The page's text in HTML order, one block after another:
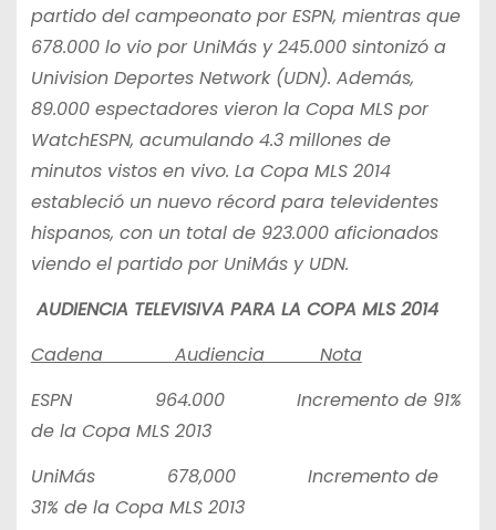
partido del campeonato por ESPN, mientras que
678.000 lo vio por UniMás y 245.000 sintonizó a
Univision Deportes Network (UDN). Además,
89.000 espectadores vieron la Copa MLS por
WatchESPN, acumulando 4.3 millones de
minutos vistos en vivo. La Copa MLS 2014
estableció un nuevo récord para televidentes
hispanos, con un total de 923.000 aficionados
viendo el partido por UniMás y UDN.
AUDIENCIA TELEVISIVA PARA LA COPA MLS 2014
Cadena Audiencia Nota
ESPN 964.000 Incremento de 91%
de la Copa MLS 2013
UniMás 678,000 Incremento de
31% de la Copa MLS 2013